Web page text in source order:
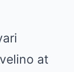
at